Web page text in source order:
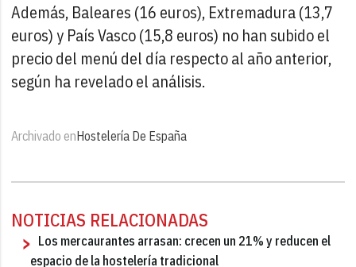
Además, Baleares (16 euros), Extremadura (13,7
euros) y País Vasco (15,8 euros) no han subido el
precio del menú del día respecto al año anterior,
según ha revelado el análisis.
Archivado enHostelería De España
NOTICIAS RELACIONADAS
Los mercaurantes arrasan: crecen un 21% y reducen el
espacio de la hostelería tradicional